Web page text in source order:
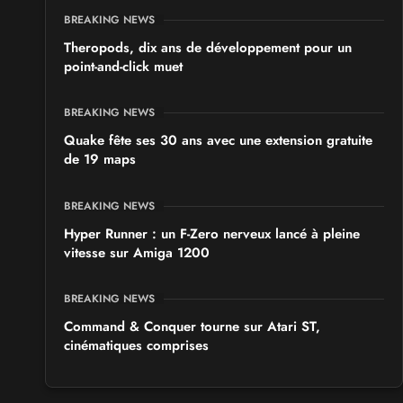
BREAKING NEWS
Theropods, dix ans de développement pour un
point-and-click muet
BREAKING NEWS
Quake fête ses 30 ans avec une extension gratuite
de 19 maps
BREAKING NEWS
Hyper Runner : un F-Zero nerveux lancé à pleine
vitesse sur Amiga 1200
BREAKING NEWS
Command & Conquer tourne sur Atari ST,
cinématiques comprises